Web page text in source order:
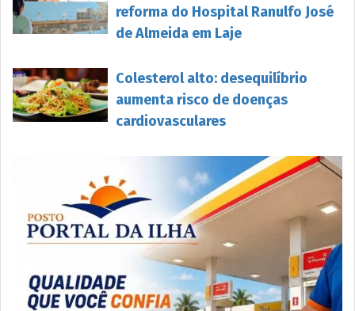
reforma do Hospital Ranulfo José
de Almeida em Laje
Colesterol alto: desequilíbrio
aumenta risco de doenças
cardiovasculares